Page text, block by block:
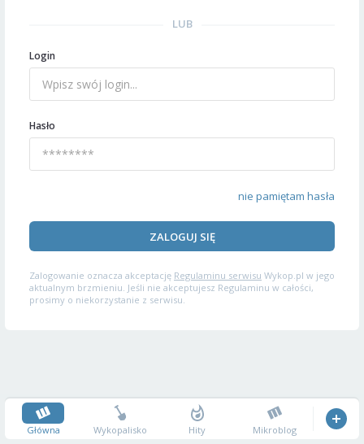
LUB
Login
Hasło
nie pamiętam hasła
ZALOGUJ SIĘ
Zalogowanie oznacza akceptację Regulaminu serwisu Wykop.pl w jego
aktualnym brzmieniu. Jeśli nie akceptujesz Regulaminu w całości,
prosimy o niekorzystanie z serwisu.
Główna Wykopalisko Hity Mikroblog